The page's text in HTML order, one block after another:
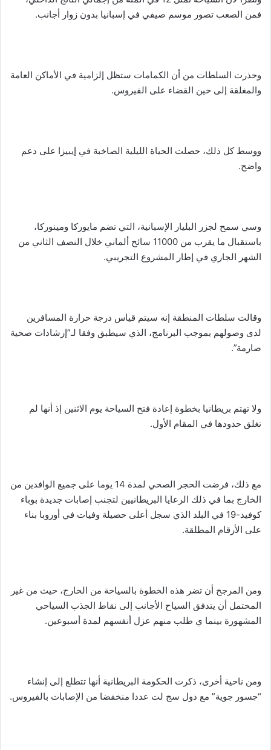
فمن الصعب تصور موسم صيفي في إسبانيا بدون زوار أجانب.
وحذرت السلطات من أن الكمامات ستظل إلزامية في الأماكن العامة
والمغلقة إلى حين القضاء على الفيروس.
ووسط كل ذلك، حصلت الحياة الليلية الصاخبة في إيبيزا على دعم
واضح.
وسي سمح لجزر البليار الإسبانية، التي تضم مايوركا ومينوركا،
باستقبال ما يقرب من 11000 سائح ألماني خلال النصف الثاني من
الشهر الجاري في إطار المشروع التجريبي.
وقالت سلطات المنطقة إنه سيتم قياس درجة حرارة المسافرين
لدى وصولهم بموجب البرنامج، الذي سيطبق وفقا لـ”إرشادات صحية
صارمة”.
ولا تهتم بريطانيا بخطوة إعادة فتح السياحة يوم الاثنين إذ أنها لم
تغلق حدودها في المقام الأول.
مع ذلك، فرضت الحجر الصحي لمدة 14 يوما على جميع الوافدين من
الخارج بما في ذلك الرعايا البريطانيين لتجنب إصابات جديدة بوباء
كوفيد-19 في البلد الذي سجل أعلى حصيلة وفيات في أوروبا بناء
على الأرقام المطلقة.
ومن المرجح أن تضر هذه الخطوة بالسياحة من الخارج، حيث من غير
المحتمل أن يتدفق السياح الأجانب إلى نقاط الجذب السياحي
المشهورة بينما ي طلب منهم عزل أنفسهم لمدة أسبوعين.
ومن ناحية أخرى، ذكرت الحكومة البريطانية أنها تتطلع إلى إنشاء
“جسور جوية” مع دول سج لت عددا منخفضا من الإصابات بالفيروس.